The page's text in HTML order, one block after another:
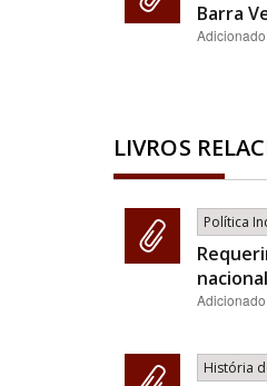
Barra
LIVROS
Política
História